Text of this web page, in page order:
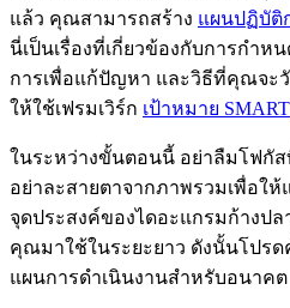
แล้ว คุณสามารถสร้าง แผนปฏิบัติ
นี่เป็นเรื่องที่เกี่ยวข้องกับการกำ
การเพื่อแก้ปัญหา และวิธีที่คุณจะวั
ให้ใช้เฟรมเวิร์ก เป้าหมาย SMART
ในระหว่างขั้นตอนนี้ อย่าลืมโฟกัส
อย่าละสายตาจากภาพรวมเพื่อให้
จุดประสงค์ของไดอะแกรมก้างป
คุณมาใช้ในระยะยาว ดังนั้นโปรด
แผนการดำเนินงานสำหรับอนาคต